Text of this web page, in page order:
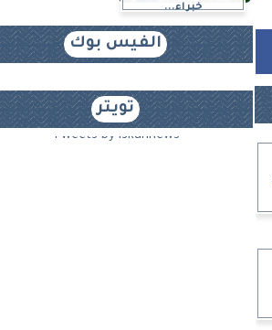
خبراء...
الفيس بوك
تويتر
Tweets by iskannews